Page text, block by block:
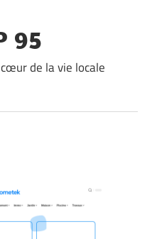
95
de la vie locale